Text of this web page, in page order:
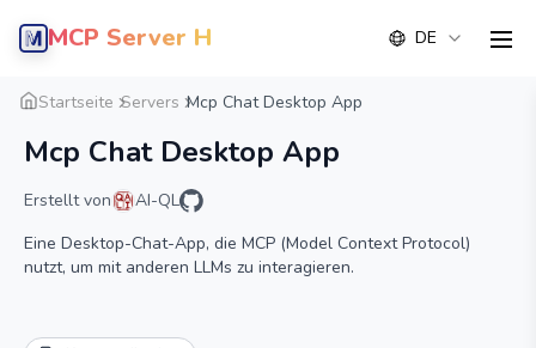
MCP Server Hub DE
Startseite Servers Mcp Chat Desktop App
Mcp Chat Desktop App
Erstellt von
AI-QL
Eine Desktop-Chat-App, die MCP (Model Context Protocol)
nutzt, um mit anderen LLMs zu interagieren.
Übersicht Detail Alternative